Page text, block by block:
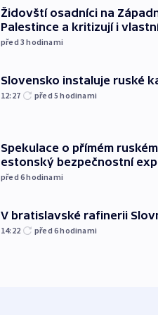
Židovští osadníci na
Palestince a kritizují i
před 3hodinami
Slovensko instaluje ruské
12:27 před 5hodinami
Spekulace o přímém
estonský bezpečnostní
před 6hodinami
V bratislavské rafinerii
14:22 před 6hodinami